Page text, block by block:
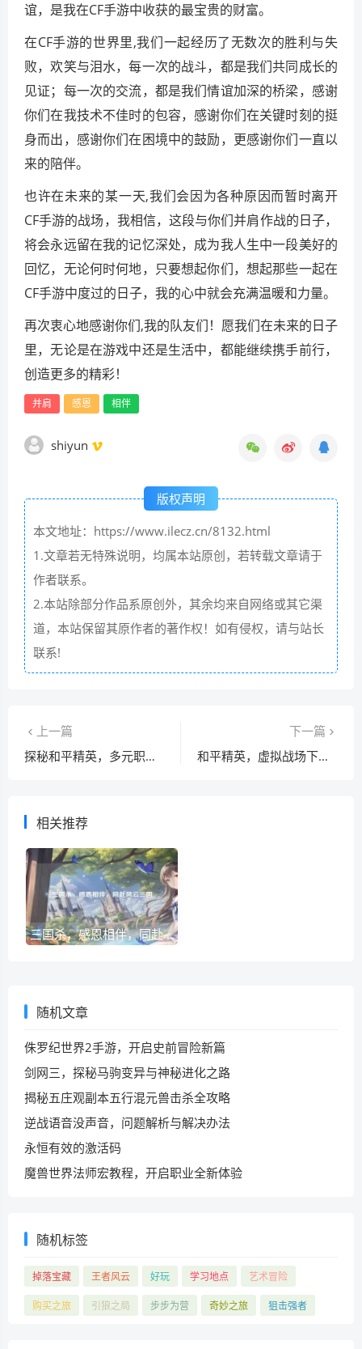
谊，是我在CF手游中收获的最宝贵的财富。
在CF手游的世界里,我们一起经历了无数次的胜利与失
败，欢笑与泪水，每一次的战斗，都是我们共同成长的
见证；每一次的交流，都是我们情谊加深的桥梁，感谢
你们在我技术不佳时的包容，感谢你们在关键时刻的挺
身而出，感谢你们在困境中的鼓励，更感谢你们一直以
来的陪伴。
也许在未来的某一天,我们会因为各种原因而暂时离开
CF手游的战场，我相信，这段与你们并肩作战的日子，
将会永远留在我的记忆深处，成为我人生中一段美好的
回忆，无论何时何地，只要想起你们，想起那些一起在
CF手游中度过的日子，我的心中就会充满温暖和力量。
再次衷心地感谢你们,我的队友们！愿我们在未来的日子
里，无论是在游戏中还是生活中，都能继续携手前行，
创造更多的精彩！
并肩 感恩 相伴
shiyun
版权声明
本文地址：https://www.ilecz.cn/8132.html
1.文章若无特殊说明，均属本站原创，若转载文章请于
作者联系。
2.本站除部分作品系原创外，其余均来自网络或其它渠
道，本站保留其原作者的著作权！如有侵权，请与站长
联系!
上一篇
探秘和平精英，多元职业与独特技能
下一篇
和平精英，虚拟战场下的缤纷天地
相关推荐
三国杀，感恩相伴，同赴风云三国
随机文章
侏罗纪世界2手游，开启史前冒险新篇
剑网三，探秘马驹变异与神秘进化之路
揭秘五庄观副本五行混元兽击杀全攻略
逆战语音没声音，问题解析与解决办法
永恒有效的激活码
魔兽世界法师宏教程，开启职业全新体验
随机标签
掉落宝藏 王者风云 好玩 学习地点 艺术冒险
购买之旅 引狼之局 步步为营 奇妙之旅 狙击强者